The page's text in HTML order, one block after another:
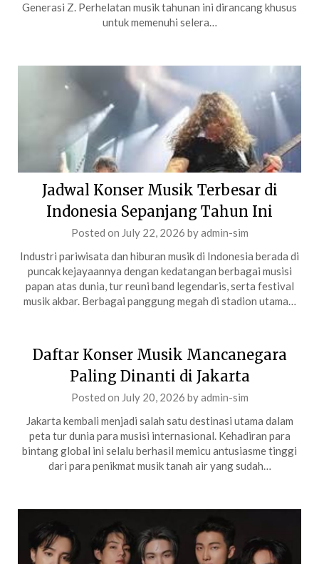
Generasi Z. Perhelatan musik tahunan ini dirancang khusus
untuk memenuhi selera…
Jadwal Konser Musik Terbesar di
Indonesia Sepanjang Tahun Ini
Posted on July 22, 2026 byadmin-sim
Industri pariwisata dan hiburan musik di Indonesia berada di
puncak kejayaannya dengan kedatangan berbagai musisi
papan atas dunia, tur reuni band legendaris, serta festival
musik akbar. Berbagai panggung megah di stadion utama…
Daftar Konser Musik Mancanegara
Paling Dinanti di Jakarta
Posted on July 20, 2026 byadmin-sim
Jakarta kembali menjadi salah satu destinasi utama dalam
peta tur dunia para musisi internasional. Kehadiran para
bintang global ini selalu berhasil memicu antusiasme tinggi
dari para penikmat musik tanah air yang sudah…